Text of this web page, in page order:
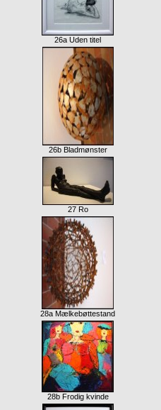
26a Uden titel
26b Bladmønster
27 Ro
28a Mælkebøttestand
28b Frodig kvinde